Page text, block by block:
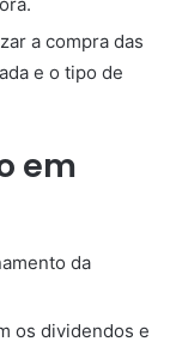
a compra das
e o tipo de
em
da
os dividendos e